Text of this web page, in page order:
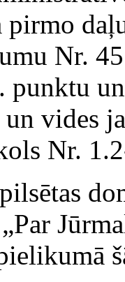
pirmo
Nr.
punktu
vides
Nr.
„Par